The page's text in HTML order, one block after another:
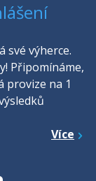
své výherce.
Připomínáme,
provize na 1
Více